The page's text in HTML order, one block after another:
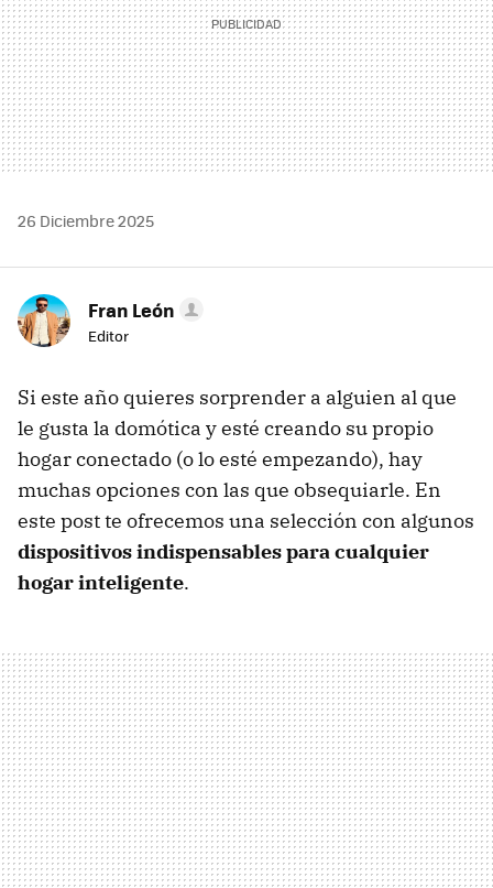
26 Diciembre 2025
Fran León
Editor
Si este año quieres sorprender a alguien al que
le gusta la domótica y esté creando su propio
hogar conectado (o lo esté empezando), hay
muchas opciones con las que obsequiarle. En
este post te ofrecemos una selección con algunos
dispositivos indispensables para cualquier
hogar inteligente.